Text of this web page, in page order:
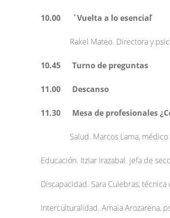
10.00 `Vuelta a lo esencial ́
Rakel Mateo. Directora y
10.45 Turno de preguntas
11.00 Descanso
11.30 Mesa de profesionales
Salud. Marcos Lama,
Educación. Itziar Irazabal. jefa de
Discapacidad. Sara Culebras, técnica
Interculturalidad. Amaia Arozarena,